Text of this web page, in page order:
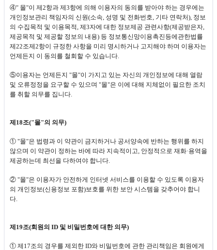
④" 몰"이 제2항과 제3항에 의해 이용자의 동의를 받아야 하는 경우에는
개인정보관리 책임자의 신원(소속, 성명 및 전화번호, 기타 연락처), 정보
의 수집목적 및 이용목적, 제3자에 대한 정보제공 관련사항(제공받은자,
제공목적 및 제공할 정보의 내용) 등 정보통신망이용촉진등에관한법률
제22조제2항이 규정한 사항을 미리 명시하거나 고지해야 하며 이용자는
언제든지 이 동의를 철회할 수 있습니다.
⑤이용자는 언제든지 "몰"이 가지고 있는 자신의 개인정보에 대해 열람
및 오류정정을 요구할 수 있으며 "몰"은 이에 대해 지체없이 필요한 조치
를 취할 의무를 집니다.
제18조("몰"의 의무)
① "몰"은 법령과 이 약관이 금지하거나 공서양속에 반하는 행위를 하지
않으며 이 약관이 정하는 바에 따라 지속적이고, 안정적으로 재화·용역을
제공하는데 최선을 다하여야 합니다.
② "몰"은 이용자가 안전하게 인터넷 서비스를 이용할 수 있도록 이용자
의 개인정보(신용정보 포함)보호를 위한 보안 시스템을 갖추어야 합니
다.
제19조(회원의 ID 및 비밀번호에 대한 의무)
① 제17조의 경우를 제외한 ID와 비밀번호에 관한 관리책임은 회원에게